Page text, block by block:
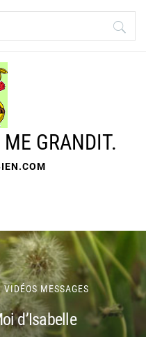
GRANDIT.
VIDÉOS MESSAGES
d’Isabelle